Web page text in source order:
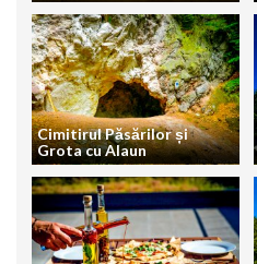
Cimitirul Păsărilor și
Grota cu Alaun